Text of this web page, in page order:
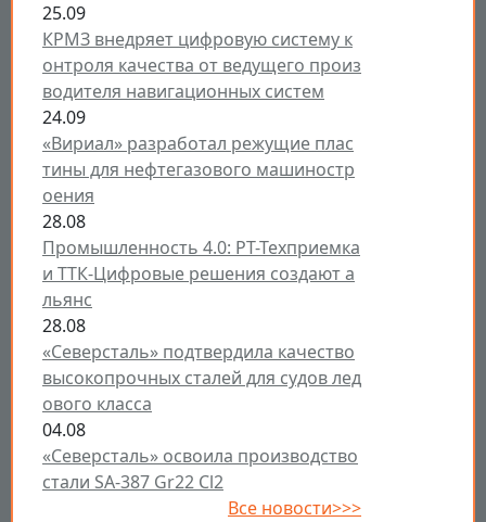
25.09
КРМЗ внедряет цифровую систему к
онтроля качества от ведущего произ
водителя навигационных систем
24.09
«Вириал» разработал режущие плас
тины для нефтегазового машиностр
оения
28.08
Промышленность 4.0: РТ-Техприемка
и ТТК-Цифровые решения создают а
льянс
28.08
«Северсталь» подтвердила качество
высокопрочных сталей для судов лед
ового класса
04.08
«Северсталь» освоила производство
стали SA-387 Gr22 Cl2
Все новости>>>